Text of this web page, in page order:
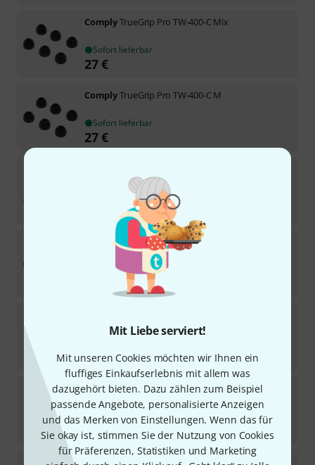
Mit Liebe serviert!
Mit unseren Cookies möchten wir Ihnen ein
fluffiges Einkaufserlebnis mit allem was
dazugehört bieten. Dazu zählen zum Beispiel
passende Angebote, personalisierte Anzeigen
und das Merken von Einstellungen. Wenn das für
Sie okay ist, stimmen Sie der Nutzung von Cookies
für Präferenzen, Statistiken und Marketing
ComplyTrueGrip Pro TW-400-C Mix
Sofort lieferbar
27€
ComplyTrueGrip Pro TW-400-C M
Sofort lieferbar
27€
Sofort lieferbar
ComplyTrueGrip Pro TW-400-C L
Sofort lieferbar
18,50 €
ComplyTrueGrip Pro TW-200-C L
Sofort lieferbar
26 €
Comply Isolation T-100 L Black